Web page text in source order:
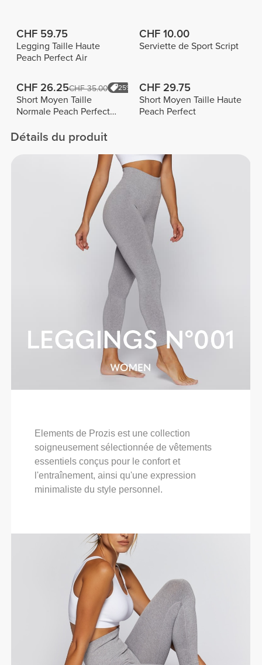
CHF 59.75
Legging Taille Haute
Peach Perfect Air
CHF 10.00
Serviette de Sport Script
CHF 26.25CHF 35.00 25%
Short Moyen Taille
Normale Peach Perfect
CHF 29.75
Short Moyen Taille Haute
Peach Perfect
Détails du produit
Elements de Prozis est une collection
soigneusement sélectionnée de vêtements
essentiels conçus pour le confort et
l'entraînement, ainsi qu'une expression
minimaliste du style personnel.